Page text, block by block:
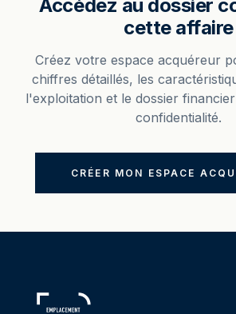
Accédez au dossier
cette affaire
Créez votre espace acquéreur
chiffres détaillés, les
l'exploitation et le dossier
confidentialité.
CRÉER MON ESPACE